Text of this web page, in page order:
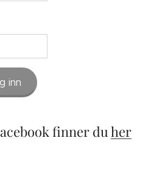
inn
finner duher